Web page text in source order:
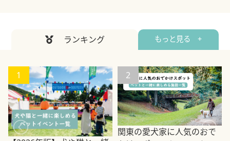
ランキング もっと見る +
1 2
関東の愛犬家に人気のおで